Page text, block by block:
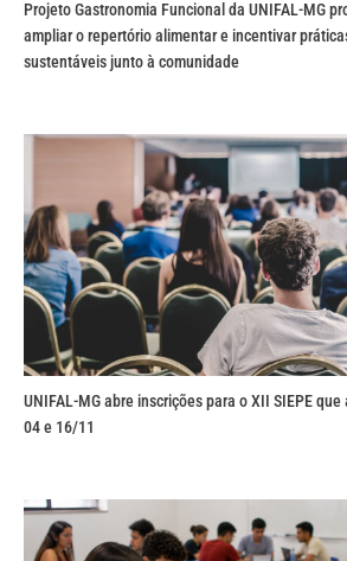
Projeto Gastronomia Funcional da UNIFAL-MG
ampliar o repertório alimentar e incentivar
sustentáveis junto à comunidade
UNIFAL-MG abre inscrições para o XII SIEPE
04 e 16/11